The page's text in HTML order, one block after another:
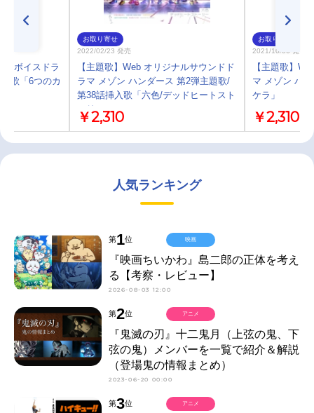
ルボイスドラ
歌「6つのカ
お取り寄せ
2022/02/23 発売
【主題歌】Web オリジナルサウンドド
ラマ メゾン ハンダース 第2弾主題歌/
第38話挿入歌「六色/デッドヒートスト
ーリー」
￥2,310
お取り寄せ
2021/10/06 発売
【主題歌】
マ メゾン ハ
ケラ」
￥2,310
人気ランキング
第1位
『映画ちいかわ』島二郎の正体を考え
る【考察・レビュー】
2026-08-03 12:00
映画
第2位
『鬼滅の刃』十二鬼月（上弦の鬼、下
弦の鬼）メンバーを一覧で紹介＆解説
（登場鬼の情報まとめ）
2023-06-20 00:00
アニメ
第3位 アニメ